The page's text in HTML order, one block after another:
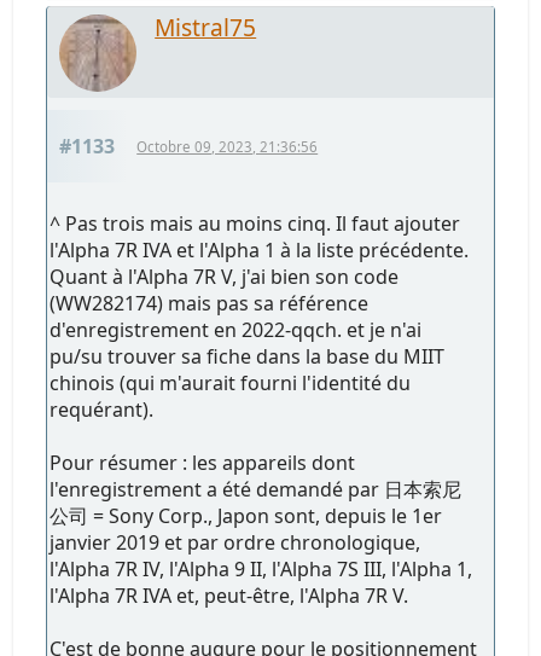
Mistral75
#1133 Octobre 09, 2023, 21:36:56
^ Pas trois mais au moins cinq. Il faut ajouter
l'Alpha 7R IVA et l'Alpha 1 à la liste précédente.
Quant à l'Alpha 7R V, j'ai bien son code
(WW282174) mais pas sa référence
d'enregistrement en 2022-qqch. et je n'ai
pu/su trouver sa fiche dans la base du MIIT
chinois (qui m'aurait fourni l'identité du
requérant).
Pour résumer : les appareils dont
l'enregistrement a été demandé par 日本索尼
公司 = Sony Corp., Japon sont, depuis le 1er
janvier 2019 et par ordre chronologique,
l'Alpha 7R IV, l'Alpha 9 II, l'Alpha 7S III, l'Alpha 1,
l'Alpha 7R IVA et, peut-être, l'Alpha 7R V.
C'est de bonne augure pour le positionnement